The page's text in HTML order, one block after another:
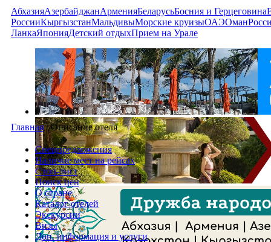
АбхазияАзербайджанАрменияБеларусьБосния и Герцеговина
РоссииКыргызстанМальдивыМорские круизыОАЭОман
ЛанкаЯпонияДетский отдыхПрием на Урале
Главная /Описание отеля
Спецпредложения
Наличие мест на рейсах
Стоп-лист
Поиск цен
О стране
Каталог отелей
Экскурсии
Визы
Доп. информация и услуги